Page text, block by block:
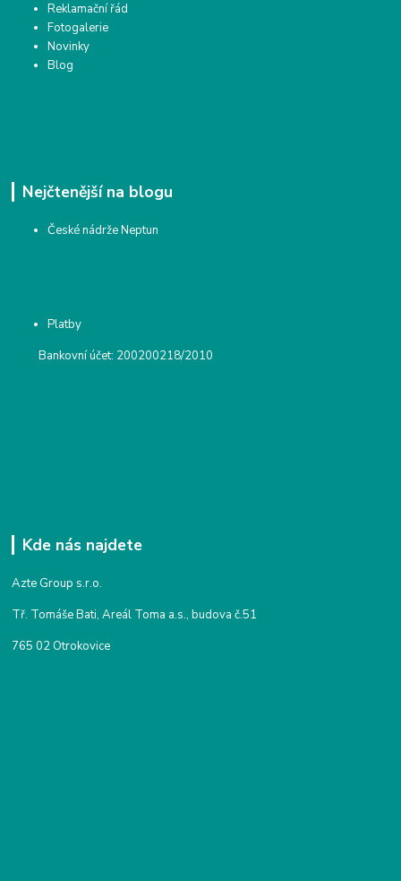
Reklamační řád
Fotogalerie
Novinky
Blog
Nejčtenější na blogu
České nádrže Neptun
Platby
Bankovní účet: 200200218/2010
Kde nás najdete
Azte Group s.r.o.
Tř. Tomáše Bati, Areál Toma a.s., budova č.51
765 02 Otrokovice